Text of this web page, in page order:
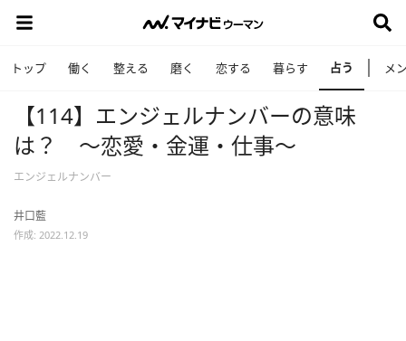
トップ 働く 整える 磨く 恋する 暮らす 占う メ
【114】エンジェルナンバーの意味
は？ ～恋愛・金運・仕事～
エンジェルナンバー
井口藍
作成: 2022.12.19